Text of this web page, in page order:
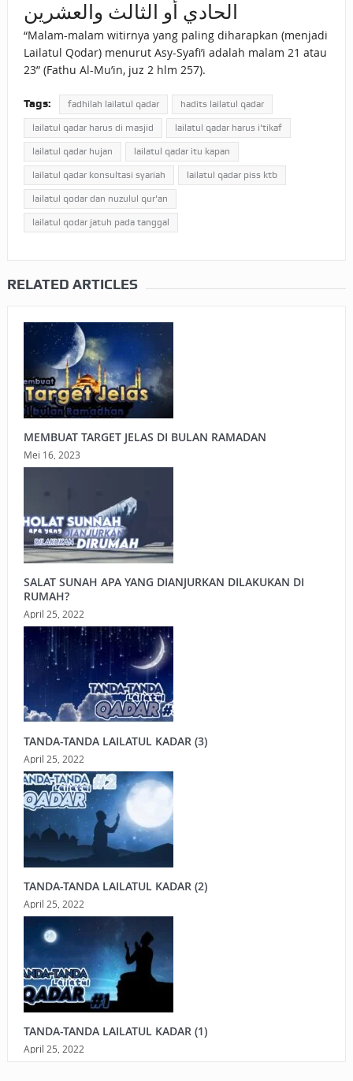
الحادي أو الثالث والعشرين
“Malam-malam witirnya yang paling diharapkan (menjadi
Lailatul Qodar) menurut Asy-Syafi’i adalah malam 21 atau
23” (Fathu Al-Mu’in, juz 2 hlm 257).
Tags: fadhilah lailatul qadar hadits lailatul qadar
lailatul qadar harus di masjid lailatul qadar harus i'tikaf
lailatul qadar hujan lailatul qadar itu kapan
lailatul qadar konsultasi syariah lailatul qadar piss ktb
lailatul qodar dan nuzulul qur'an
lailatul qodar jatuh pada tanggal
RELATED ARTICLES
MEMBUAT TARGET JELAS DI BULAN RAMADAN
Mei 16, 2023
SALAT SUNAH APA YANG DIANJURKAN DILAKUKAN DI
RUMAH?
April 25, 2022
TANDA-TANDA LAILATUL KADAR (3)
April 25, 2022
TANDA-TANDA LAILATUL KADAR (2)
April 25, 2022
TANDA-TANDA LAILATUL KADAR (1)
April 25, 2022